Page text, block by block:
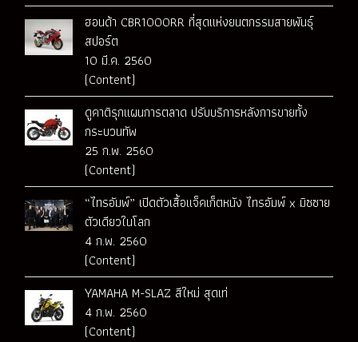
ฮอนด้า CBR1000RR ที่สุดแห่งยนตกรรมสายพันธุ์
สปอร์ต
10 มี.ค. 2560
(Content)
ดูคาติรุกแผนการตลาด ปรับบริการหลังการขายทั้ง
กระบวนทัพ
25 ก.พ. 2560
(Content)
“ไทรอัมพ์” เปิดตัวเสื้อแจ็คเก็ตหนัง ไทรอัมพ์ x มิซซาย
ตัวเดียวในโลก
4 ก.พ. 2560
(Content)
YAMAHA M-SLAZ สีใหม่ สุดเท่
4 ก.พ. 2560
(Content)